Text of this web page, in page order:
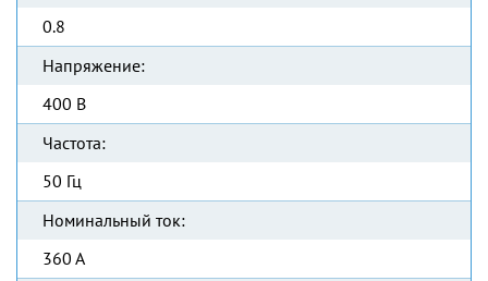
0.8
Напряжение:
400 В
Частота:
50 Гц
Номинальный ток:
360 А